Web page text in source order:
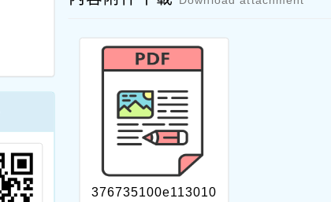
376735100e113010